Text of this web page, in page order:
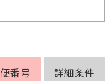
番号 詳細条件